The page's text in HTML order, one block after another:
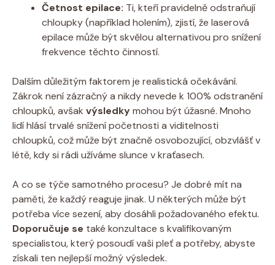
Četnost epilace: Ti, kteří pravidelně odstraňují
chloupky (například holením), zjistí, že laserová
epilace může být skvělou alternativou pro snížení
frekvence těchto činností.
Dalším důležitým faktorem je realistická očekávání.
Zákrok není zázračný a nikdy nevede k 100% odstranění
chloupků, avšak výsledkymohou být úžasné. Mnoho
lidí hlásí trvalé snížení početnosti a viditelnosti
chloupků, což může být značně osvobozující, obzvlášť v
létě, kdy si rádi užíváme slunce v kraťasech.
A co se týče samotného procesu? Je dobré mít na
paměti, že každý reaguje jinak. U některých může být
potřeba více sezení, aby dosáhli požadovaného efektu.
Doporučuje se také konzultace s kvalifikovaným
specialistou, který posoudí vaši pleť a potřeby, abyste
získali ten nejlepší možný výsledek.